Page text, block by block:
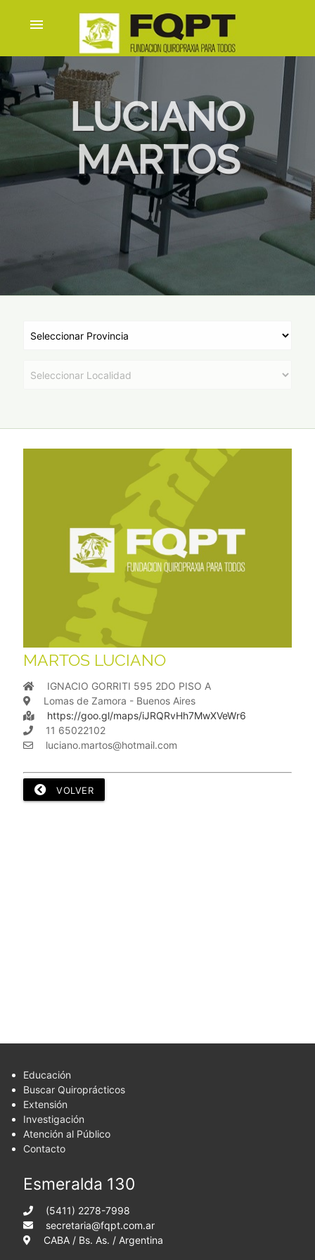
menu
LUCIANO
MARTOS
MARTOS LUCIANO
IGNACIO GORRITI 595 2DO PISO A
Lomas de Zamora - Buenos Aires
https://goo.gl/maps/iJRQRvHh7MwXVeWr6
11 65022102
luciano.martos@hotmail.com
VOLVER
Educación
Buscar Quiroprácticos
Extensión
Investigación
Atención al Público
Contacto
Esmeralda 130
(5411) 2278-7998
secretaria@fqpt.com.ar
CABA / Bs. As. / Argentina